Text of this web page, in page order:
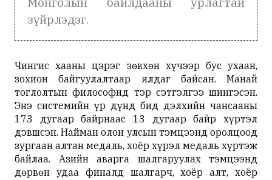
зүйрлэдэг.
Чингис хааны цэрэг зөвхөн хүчээр бус ухаан,
зохион байгуулалтаар ялдаг байсан. Манай
тоглолтын философид тэр сэтгэлгээ шингэсэн.
Энэ системийн үр дүнд бид дэлхийн чансааны
173 дугаар байрнаас 13 дугаар байр хүртэл
дэвшсэн. Найман олон улсын тэмцээнд оролцоод
зургаан алтан медаль, хоёр хүрэл медаль хүртэж
байлаа. Азийн аварга шалгаруулах тэмцээнд
дөрвөн удаа финалд шалгарч, хоёр алт, хоёр